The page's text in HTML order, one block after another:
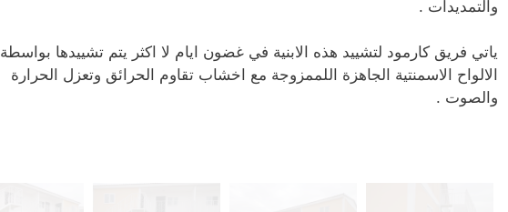
والتمديدات .
ياتي فريق كارمود لتشييد هذه الابنية في غضون ايام لا اكثر يتم تشييدها بواسطة
الالواح الاسمنتية الجاهزة اللممزوجة مع اخشاب تقاوم الحرائق وتعزل الحرارة
والصوت .